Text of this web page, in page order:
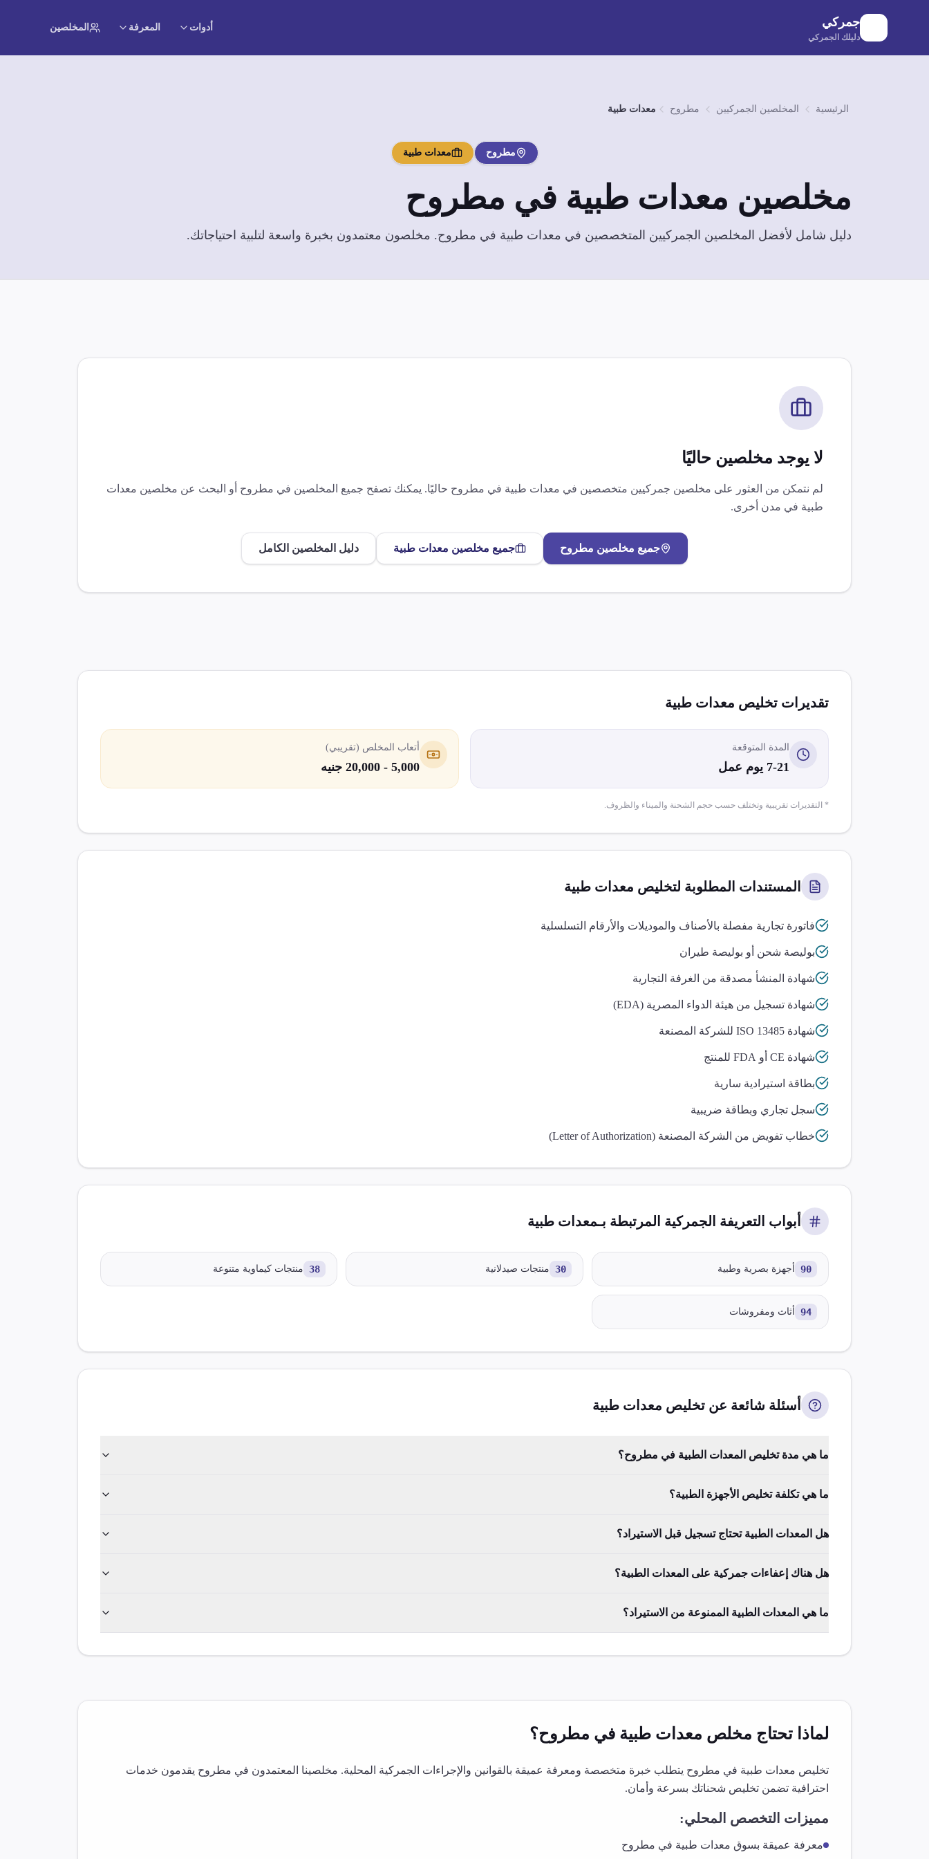
جمركي
دليلك الجمركي
أدوات المعرفة المخلصين
الرئيسية المخلصين الجمركيين مطروح معدات طبية
مطروح معدات طبية
مخلصين معدات طبية في مطروح
دليل شامل لأفضل المخلصين الجمركيين المتخصصين في معدات طبية في مطروح. مخلصون معتمدون بخبرة واسعة لتلبية احتياجاتك.
لا يوجد مخلصين حاليًا
لم نتمكن من العثور على مخلصين جمركيين متخصصين في معدات طبية في مطروح حاليًا. يمكنك تصفح جميع المخلصين في مطروح أو البحث عن مخلصين معدات
طبية في مدن أخرى.
جميع مخلصين مطروح جميع مخلصين معدات طبية دليل المخلصين الكامل
تقديرات تخليص معدات طبية
المدة المتوقعة
7-21 يوم عمل
أتعاب المخلص (تقريبي)
5,000 - 20,000 جنيه
* التقديرات تقريبية وتختلف حسب حجم الشحنة والميناء والظروف.
المستندات المطلوبة لتخليص معدات طبية
فاتورة تجارية مفصلة بالأصناف والموديلات والأرقام التسلسلية
بوليصة شحن أو بوليصة طيران
شهادة المنشأ مصدقة من الغرفة التجارية
شهادة تسجيل من هيئة الدواء المصرية (EDA)
شهادة ISO 13485 للشركة المصنعة
شهادة CE أو FDA للمنتج
بطاقة استيرادية سارية
سجل تجاري وبطاقة ضريبية
خطاب تفويض من الشركة المصنعة (Letter of Authorization)
أبواب التعريفة الجمركية المرتبطة بـمعدات طبية
90 أجهزة بصرية وطبية 30 منتجات صيدلانية 38 منتجات كيماوية متنوعة
94 أثاث ومفروشات
أسئلة شائعة عن تخليص معدات طبية
ما هي مدة تخليص المعدات الطبية في مطروح؟
ما هي تكلفة تخليص الأجهزة الطبية؟
هل المعدات الطبية تحتاج تسجيل قبل الاستيراد؟
هل هناك إعفاءات جمركية على المعدات الطبية؟
ما هي المعدات الطبية الممنوعة من الاستيراد؟
لماذا تحتاج مخلص معدات طبية في مطروح؟
تخليص معدات طبية في مطروح يتطلب خبرة متخصصة ومعرفة عميقة بالقوانين والإجراءات الجمركية المحلية. مخلصينا المعتمدون في مطروح يقدمون خدمات
احترافية تضمن تخليص شحناتك بسرعة وأمان.
مميزات التخصص المحلي:
معرفة عميقة بسوق معدات طبية في مطروح